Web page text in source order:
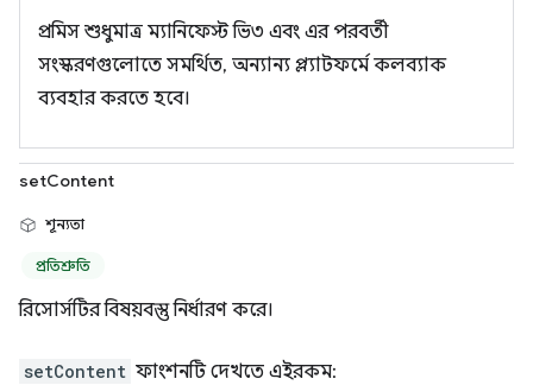
প্রমিস শুধুমাত্র ম্যানিফেস্ট ভি৩ এবং এর পরবর্তী
সংস্করণগুলোতে সমর্থিত, অন্যান্য প্ল্যাটফর্মে কলব্যাক
ব্যবহার করতে হবে।
setContent
শূন্যতা
প্রতিশ্রুতি
রিসোর্সটির বিষয়বস্তু নির্ধারণ করে।
setContent ফাংশনটি দেখতে এইরকম: